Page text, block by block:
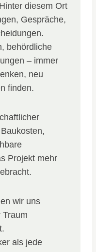
diesem Ort
Gespräche,
behördliche
– immer
neu
finden.
Projekt mehr
wir uns
Traum
als jede